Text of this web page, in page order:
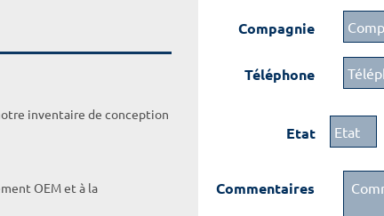
inventaire de conception
OEM et à la
Compagnie
Téléphone
Etat
Commentaires